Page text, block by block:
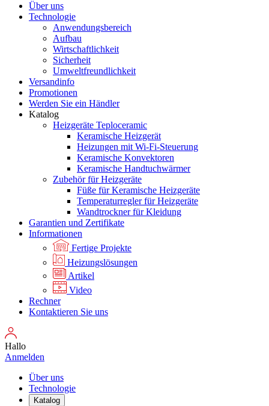
Über uns
Technologie
Anwendungsbereich
Aufbau
Wirtschaftlichkeit
Sicherheit
Umweltfreundlichkeit
Versandinfo
Promotionen
Werden Sie ein Händler
Katalog
Heizgeräte Teploceramic
Keramische Heizgerät
Heizungen mit Wi-Fi-Steuerung
Keramische Konvektoren
Keramische Handtuchwärmer
Zubehör für Heizgeräte
Füße für Keramische Heizgeräte
Temperaturregler für Heizgeräte
Wandtrockner für Kleidung
Garantien und Zertifikate
Informationen
Fertige Projekte
Heizungslösungen
Artikel
Video
Rechner
Kontaktieren Sie uns
Hallo
Anmelden
Über uns
Technologie
Katalog